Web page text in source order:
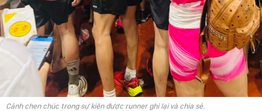
Cảnh chen chúc trong sự kiện được runner ghi lại và chia sẻ.